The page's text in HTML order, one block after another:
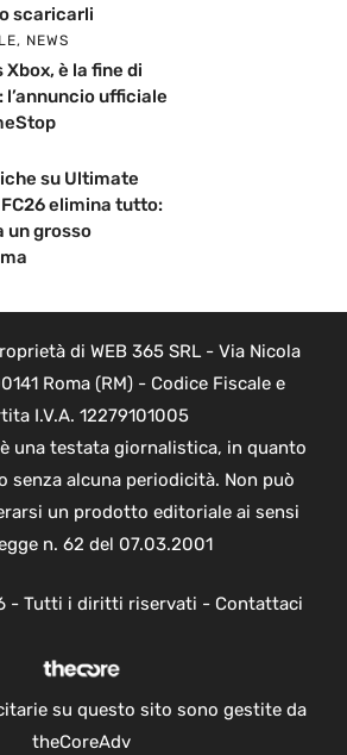
scaricarli
, NEWS
Xbox, è la fine di
l’annuncio ufficiale
su Ultimate
elimina tutto:
un grosso
di WEB 365 SRL - Via Nicola
Roma (RM) - Codice Fiscale e
I.V.A. 12279101005
una testata giornalistica, in quanto
senza alcuna periodicità. Non può
un prodotto editoriale ai sensi
n. 62 del 07.03.2001
- Tutti i diritti riservati - Contattaci
su questo sito sono gestite da
theCoreAdv